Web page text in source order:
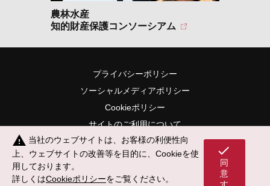
農林水産
知的財産保護コンソーシアム
プライバシーポリシー
ソーシャルメディアポリシー
Cookieポリシー
サイトのご利用について
サイトマップ
warning 当社のウェブサイトは、お客様の利便性向
上、ウェブサイトの改善等を目的に、Cookieを使
用しております。
詳しくはCookieポリシーをご覧ください。
check
同
意
す